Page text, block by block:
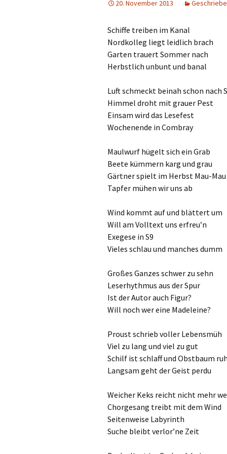
20. November 2013
Schiffe treiben im Kanal
Nordkolleg liegt leidlich brach
Garten trauert Sommer nach
Herbstlich unbunt und banal
Luft schmeckt beinah schon nach
Himmel droht mit grauer Pest
Einsam wird das Lesefest
Wochenende in Combray
Maulwurf hügelt sich ein Grab
Beete kümmern karg und grau
Gärtner spielt im Herbst Mau-Mau
Tapfer mühen wir uns ab
Wind kommt auf und blättert um
Will am Volltext uns erfreu’n
Exegese in S9
Vieles schlau und manches dumm
Großes Ganzes schwer zu sehn
Leserhythmus aus der Spur
Ist der Autor auch Figur?
Will noch wer eine Madeleine?
Proust schrieb voller Lebensmüh
Viel zu lang und viel zu gut
Schilf ist schlaff und Obstbaum
Langsam geht der Geist perdu
Weicher Keks reicht nicht mehr
Chorgesang treibt mit dem Wind
Seitenweise Labyrinth
Suche bleibt verlor’ne Zeit